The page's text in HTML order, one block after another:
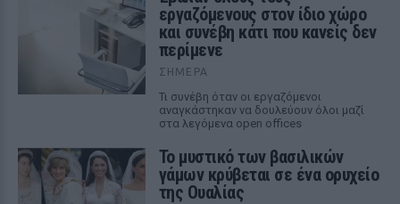
εργαζόμενους στον ίδιο χώρο
και συνέβη κάτι που κανείς δεν
περίμενε
ΣΉΜΕΡΑ
Τι συνέβη όταν οι εργαζόμενοι
αναγκάστηκαν να δουλεύουν όλοι μαζί
στα λεγόμενα open offices
Το μυστικό των βασιλικών
γάμων κρύβεται σε ένα ορυχείο
της Ουαλίας